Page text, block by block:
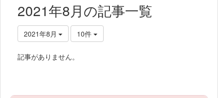
2021年8月の記事一覧
2021年8月 10件
記事がありません。